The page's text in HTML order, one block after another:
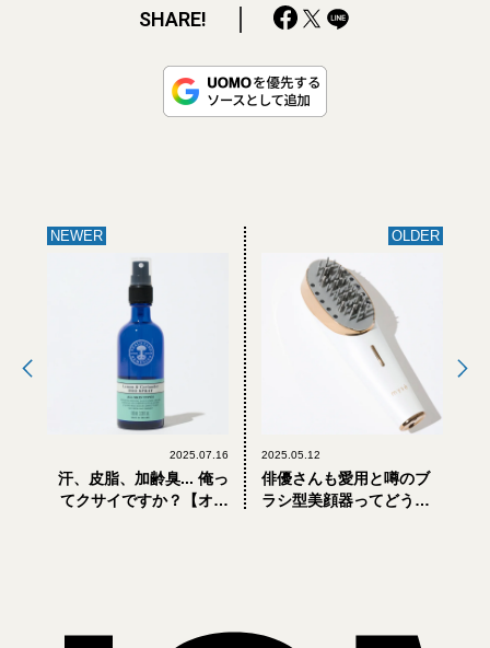
SHARE!
NEWER
2025.07.16
汗、皮脂、加齢臭... 俺っ
てクサイですか？【オジ
OLDER
2025.05.12
俳優さんも愛用と噂のブ
ラシ型美顔器ってどうな